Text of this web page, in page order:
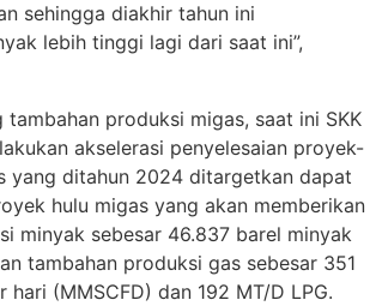
sehingga diakhir tahun ini
lebih tinggi lagi dari saat ini”,
produksi migas, saat ini SKK
akselerasi penyelesaian proyek-
yang ditahun 2024 ditargetkan dapat
hulu migas yang akan memberikan
minyak sebesar 46.837 barel minyak
tambahan produksi gas sebesar 351
(MMSCFD) dan 192 MT/D LPG.